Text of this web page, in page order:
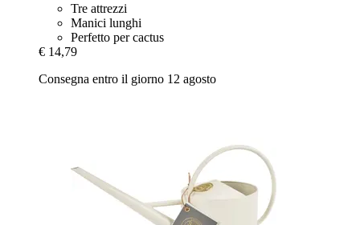
Tre attrezzi
Manici lunghi
Perfetto per cactus
€ 14,79
Consegna entro il giorno 12 agosto